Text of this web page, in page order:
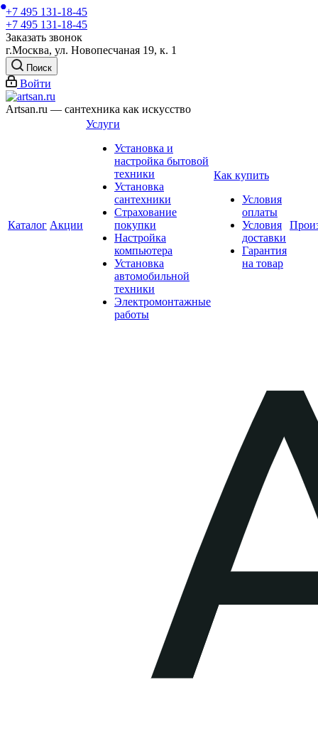
+7 495 131-18-45
+7 495 131-18-45
Заказать звонок
г.Москва, ул. Новопесчаная 19, к. 1
Поиск
Войти
Artsan.ru — сантехника как искусство
Каталог Акции
Услуги
Установка и
настройка бытовой
техники
Установка
сантехники
Страхование
покупки
Настройка
компьютера
Установка
автомобильной
техники
Электромонтажные
работы
Как купить
Условия
оплаты
Условия
доставки
Гарантия
на товар